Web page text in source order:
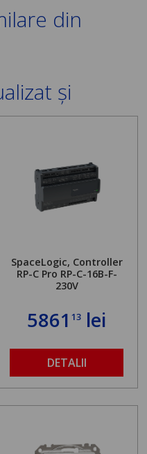
din
și
SpaceLogic, Controller
RP-C Pro RP-C-16B-F-
230V
586113 lei
DETALII